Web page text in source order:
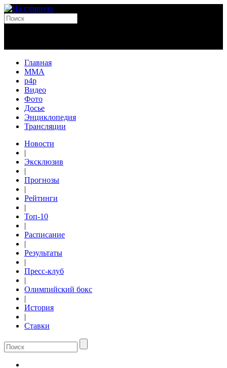
Главная
MMA
p4p
Видео
Фото
Досье
Энциклопедия
Трансляции
Новости
|
Эксклюзив
|
Прогнозы
|
Рейтинги
|
Топ-10
|
Расписание
|
Результаты
|
Пресс-клуб
|
Олимпийский бокс
|
История
|
Ставки